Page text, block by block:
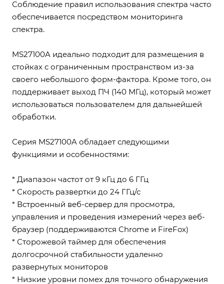
Соблюдение правил использования спектра часто
обеспечивается посредством мониторинга
спектра.
MS27100A идеально подходит для размещения в
стойках с ограниченным пространством из-за
своего небольшого форм-фактора. Кроме того, он
поддерживает выход ПЧ (140 МГц), который может
использоваться пользователем для дальнейшей
обработки.
Серия MS27100A обладает следующими
функциями и особенностями:
* Диапазон частот от 9 кГц до 6 ГГц
* Скорость развертки до 24 ГГц/с
* Встроенный веб-сервер для просмотра,
управления и проведения измерений через веб-
браузер (поддерживаются Chrome и FireFox)
* Сторожевой таймер для обеспечения
долгосрочной стабильности удаленно
развернутых мониторов
* Низкие уровни помех для точного обнаружения